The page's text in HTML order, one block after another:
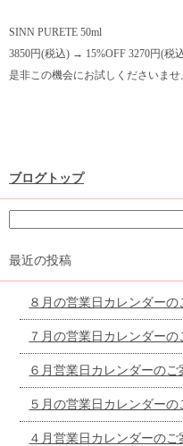
SINN PURETE 50ml
3850円(税込) → 15%OFF 3270円(税
是非この機会にお試しくださいませ
ブログトップ
最近の投稿
８月の営業日カレンダーの
７月の営業日カレンダーの
６月営業日カレンダーのご
５月の営業日カレンダーの
４月営業日カレンダーのご